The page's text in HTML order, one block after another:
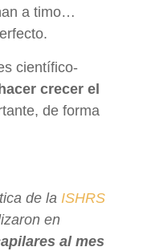
a timo…
científico-
crecer el
de forma
de la ISHRS
en
al mes